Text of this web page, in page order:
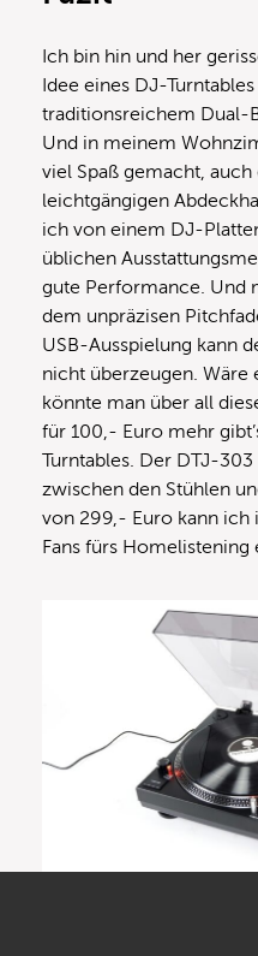
Ich bin hin und her
Idee eines DJ-
traditionsreichem Dual-
Und in meinem
viel Spaß gemacht,
leichtgängigen
ich von einem DJ-
üblichen
gute Performance. Und
dem unpräzisen
USB-Ausspielung kann
nicht überzeugen. Wäre
könnte man über all
für 100,- Euro mehr
Turntables. Der DTJ-
zwischen den Stühlen
von 299,- Euro kann ich
Fans fürs Homelistening